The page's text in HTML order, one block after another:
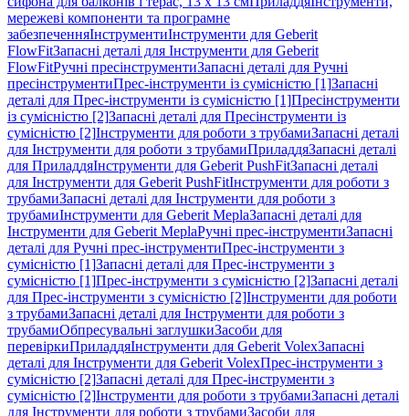
мережеві компоненти та програмне
забезпеченняІнструментиІнструменти для Geberit
FlowFitЗапасні деталі для Інструменти для Geberit
FlowFitРучні пресінструментиЗапасні деталі для Ручні
пресінструментиПрес-інструменти із сумісністю [1]Запасні
деталі для Прес-інструменти із сумісністю [1]Пресінструменти
із сумісністю [2]Запасні деталі для Пресінструменти із
сумісністю [2]Інструменти для роботи з трубамиЗапасні деталі
для Інструменти для роботи з трубамиПриладдяЗапасні деталі
для ПриладдяІнструменти для Geberit PushFitЗапасні деталі
для Інструменти для Geberit PushFitІнструменти для роботи з
трубамиЗапасні деталі для Інструменти для роботи з
трубамиІнструменти для Geberit MeplaЗапасні деталі для
Інструменти для Geberit MeplaРучні прес-інструментиЗапасні
деталі для Ручні прес-інструментиПрес-інструменти з
сумісністю [1]Запасні деталі для Прес-інструменти з
сумісністю [1]Прес-інструменти з сумісністю [2]Запасні деталі
для Прес-інструменти з сумісністю [2]Інструменти для роботи
з трубамиЗапасні деталі для Інструменти для роботи з
трубамиОбпресувальні заглушкиЗасоби для
перевіркиПриладдяІнструменти для Geberit VolexЗапасні
деталі для Інструменти для Geberit VolexПрес-інструменти з
сумісністю [2]Запасні деталі для Прес-інструменти з
сумісністю [2]Інструменти для роботи з трубамиЗапасні деталі
для Інструменти для роботи з трубамиЗасоби для